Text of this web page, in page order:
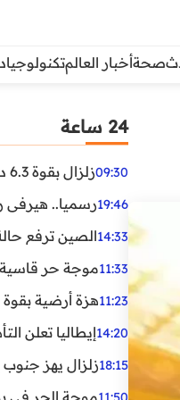
صحةأخبار العالمتكنولوجيا
24 ساعة
09:30زلزال بقوة 6.3 درجات يضرب جنوب الفلبين.. ولا تحذير من تسونامي حتى الآن
19:46رسميا.. هيرفي
14:33الصين ترفع
11:33موجة حر قاسية
11:23هزة أرضية بقوة 5.6 درجات تضرب مصر
14:20إيطاليا تعلن التأهب القصوى
18:15زلزال يهز